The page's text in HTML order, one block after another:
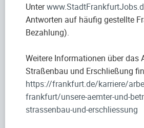
Unter
Antworten auf häufig gestellte
Bezahlung).
Weitere Informationen über das
Straßenbau und Erschließung
https://frankfurt.de/karriere/
frankfurt/unsere-aemter-und-
strassenbau-und-erschliessung